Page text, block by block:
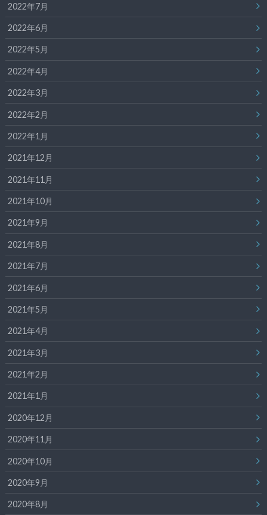
2022年7月
2022年6月
2022年5月
2022年4月
2022年3月
2022年2月
2022年1月
2021年12月
2021年11月
2021年10月
2021年9月
2021年8月
2021年7月
2021年6月
2021年5月
2021年4月
2021年3月
2021年2月
2021年1月
2020年12月
2020年11月
2020年10月
2020年9月
2020年8月